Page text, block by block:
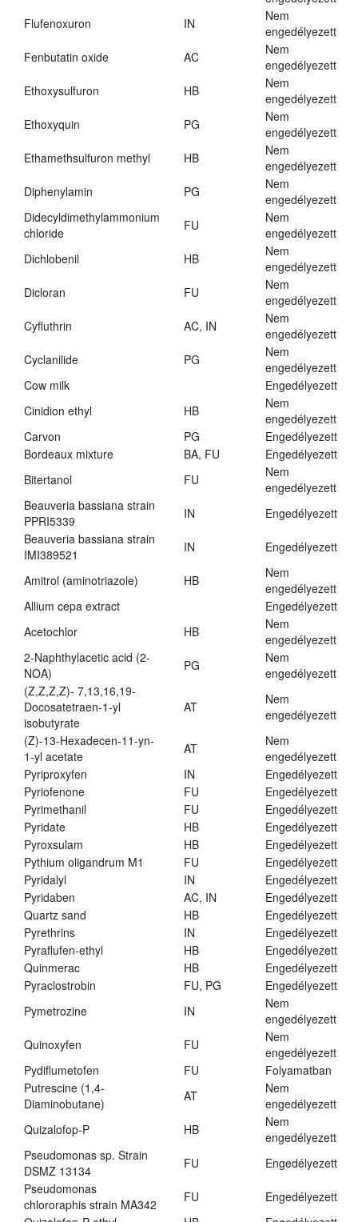
Flufenoxuron
IN
Nem
engedélyezett
Fenbutatin oxide
AC
Nem
engedélyezett
Ethoxysulfuron
HB
Nem
engedélyezett
Ethoxyquin
PG
Nem
engedélyezett
Ethamethsulfuron methyl
HB
Nem
engedélyezett
Diphenylamin
PG
Nem
engedélyezett
Didecyldimethylammonium
chloride
FU
Nem
engedélyezett
Dichlobenil
HB
Nem
engedélyezett
Dicloran
FU
Nem
engedélyezett
Cyfluthrin
AC, IN
Nem
engedélyezett
Cyclanilide
PG
Nem
engedélyezett
Cow milk
Engedélyezett
Cinidion ethyl
HB
Nem
engedélyezett
Carvon
PG
Engedélyezett
Bordeaux mixture
BA, FU
Engedélyezett
Bitertanol
FU
Nem
engedélyezett
Beauveria bassiana strain
PPRI5339
IN
Engedélyezett
Beauveria bassiana strain
IMI389521
IN Engedélyezett
Amitrol (aminotriazole) HB
Nem
engedélyezett
Allium cepa extract
Engedélyezett
Acetochlor
HB
Nem
engedélyezett
2-Naphthylacetic acid (2-
NOA)
PG
Nem
engedélyezett
(Z,Z,Z,Z)- 7,13,16,19-
Docosatetraen-1-yl
isobutyrate
AT
Nem
engedélyezett
(Z)-13-Hexadecen-11-yn-
1-yl acetate
AT
Nem
engedélyezett
Pyriproxyfen
IN
Engedélyezett
Pyriofenone
FU
Engedélyezett
Pyrimethanil
FU
Engedélyezett
Pyridate
HB
Engedélyezett
Pyroxsulam
HB
Engedélyezett
Pythium oligandrum M1
FU
Engedélyezett
Pyridalyl
IN
Engedélyezett
Pyridaben
AC, IN
Engedélyezett
Quartz sand
HB
Engedélyezett
Pyrethrins
IN
Engedélyezett
Pyraflufen-ethyl
HB
Engedélyezett
Quinmerac
HB
Engedélyezett
Pyraclostrobin
FU, PG
Engedélyezett
Pymetrozine
IN
Nem
engedélyezett
Quinoxyfen
FU
Nem
engedélyezett
Pydiflumetofen
FU
Folyamatban
Putrescine (1,4-
Diaminobutane)
AT
Nem
engedélyezett
Quizalofop-P
HB
Nem
engedélyezett
Pseudomonas sp. Strain
DSMZ 13134
FU
Engedélyezett
Pseudomonas
chlororaphis strain MA342
FU
Engedélyezett